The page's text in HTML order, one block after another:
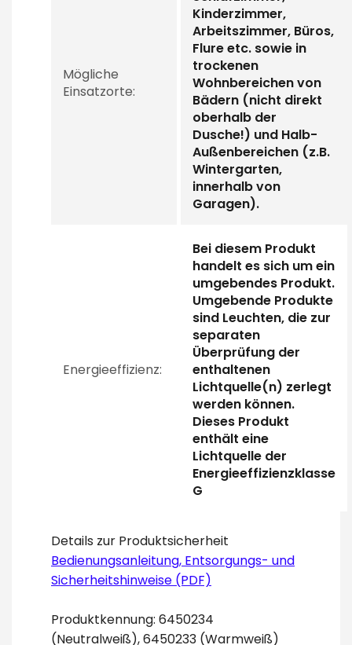
Mögliche
Einsatzorte:
Kinderzimmer,
Arbeitszimmer, Büros,
Flure etc. sowie in
trockenen
Wohnbereichen von
Bädern (nicht direkt
oberhalb der
Dusche!) und Halb-
Außenbereichen (z.B.
Wintergarten,
innerhalb von
Garagen).
Energieeffizienz:
Bei diesem Produkt
handelt es sich um ein
umgebendes Produkt.
Umgebende Produkte
sind Leuchten, die zur
separaten
Überprüfung der
enthaltenen
Lichtquelle(n) zerlegt
werden können.
Dieses Produkt
enthält eine
Lichtquelle der
Energieeffizienzklasse
G
Details zur Produktsicherheit
Bedienungsanleitung, Entsorgungs- und
Sicherheitshinweise (PDF)
Produktkennung: 6450234
(Neutralweiß), 6450233 (Warmweiß)